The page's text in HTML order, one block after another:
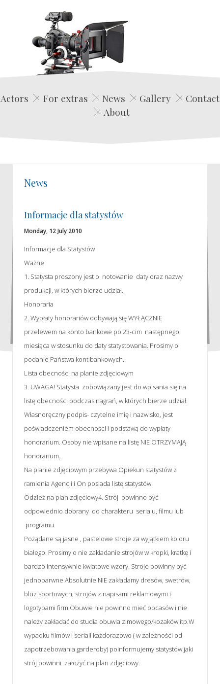
Edwin Film Agencja Aktorska
Actors For extras News Gallery
Contact
About
News
Informacje dla statystów
Monday, 12 July 2010
Informacje dla Statystów
Ważne
1. Statysta proszony jest o notowanie daty oraz nazwy
produkcji, w których bierze udział.
Honoraria
2. Wypłaty honorariów odbywają się WYŁĄCZNIE
przelewem na konto bankowe po 23-cim następnego
miesiąca w stosunku do daty statystowania. Prosimy o
podanie Państwa kont bankowych.
Lista obecności na planie zdjęciowym
3. UWAGA! Statysta zobowiązany jest do wpisania się na
listę obecności podczas nagrań, w których bierze udział.
Własnoręczny podpis- czytelne imię i nazwisko, jest
poświadczeniem obecności i podstawą do wypłaty
honorarium. Osoby nie wpisane na listę NIE OTRZYMAJĄ
honorarium.
Na planie zdjęciowym przebywa Opiekun statystów z
ramienia Agencji i On posiada listę statystów.
Odzież na plan zdjęciowy4. Strój powinno być
odpowiednio dobrany do charakteru serialu, filmu lub
programu.
Pożądane są jasne , pastelowe stroje za wyjątkiem koloru
białego. Prosimy o nie zakładanie strojów w kropki, kratkę i
bardzo intensywnie kwiatowe wzory. Stroje powinny być
jednobarwne.Absolutnie NIE zakładamy dresów, swetrów,
bluz sportowych, strojów z napisami reklamowymi i
logotypami firm.Obuwie nie powinno mieć obcasów i nie
należy zakładać do studia obuwia zimowego/kozaków itp.W
wypadku filmów i seriali każdorazowo ( w zależności od
zapotrzebowania garderoby) poinformujemy statystów jaki
strój powinni założyć na plan zdjęciowy.